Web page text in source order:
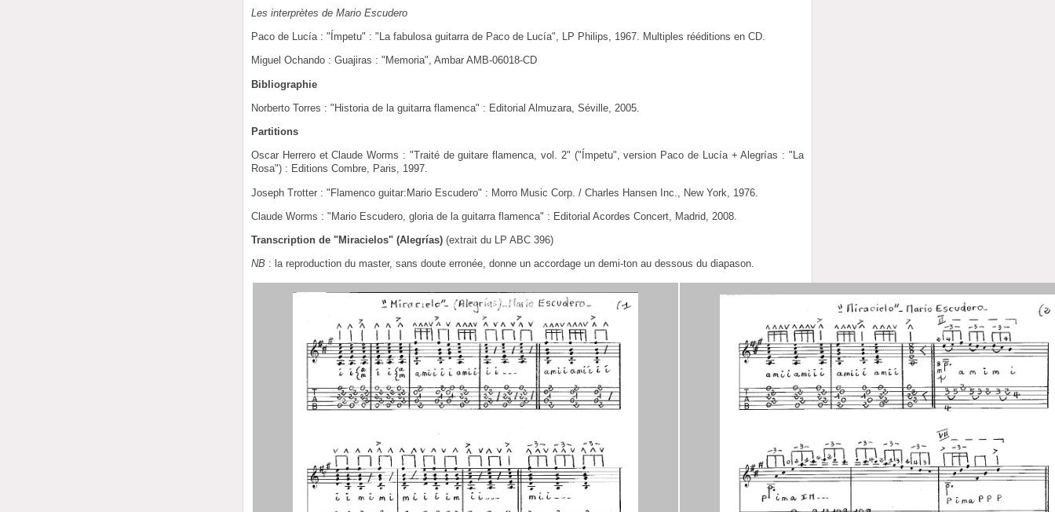
Les interprètes de Mario Escudero
Paco de Lucía : "Ímpetu" : "La fabulosa guitarra de Paco de Lucía", LP Philips, 1967. Multiples rééditions en CD.
Miguel Ochando : Guajiras : "Memoria", Ambar AMB-06018-CD
Bibliographie
Norberto Torres : "Historia de la guitarra flamenca" : Editorial Almuzara, Séville, 2005.
Partitions
Oscar Herrero et Claude Worms : "Traité de guitare flamenca, vol. 2" ("Ímpetu", version Paco de Lucía + Alegrías : "La
Rosa") : Editions Combre, Paris, 1997.
Joseph Trotter : "Flamenco guitar:Mario Escudero" : Morro Music Corp. / Charles Hansen Inc., New York, 1976.
Claude Worms : "Mario Escudero, gloria de la guitarra flamenca" : Editorial Acordes Concert, Madrid, 2008.
Transcription de "Miracielos" (Alegrías)(extrait du LP ABC 396)
NB : la reproduction du master, sans doute erronée, donne un accordage un demi-ton au dessous du diapason.